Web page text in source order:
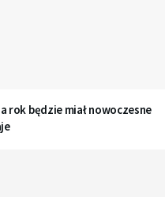
rok będzie miał nowoczesne